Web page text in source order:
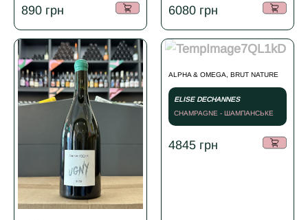
890 грн 6080 грн
ALPHA & OMEGA, BRUT NATURE
ELISE DECHANNES
CHAMPAGNE - ШАМПАНСЬКЕ
БІЛЕ - NV
4845 грн